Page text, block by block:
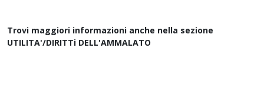
Trovi maggiori informazioni anche nella sezione
UTILITA'/DIRITTi DELL'AMMALATO